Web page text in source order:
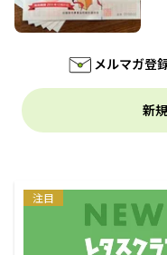
メルマガ登
新
注目